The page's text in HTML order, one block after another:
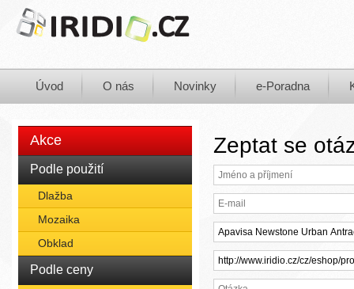
Úvod O nás Novinky e-Poradna
Akce
Podle použití
Dlažba
Mozaika
Obklad
Podle ceny
Zeptat se